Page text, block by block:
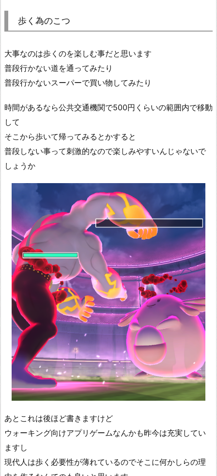
歩く為のこつ
大事なのは歩くのを楽しむ事だと思います
普段行かない道を通ってみたり
普段行かないスーパーで買い物してみたり
時間があるなら公共交通機関で500円くらいの範囲内で移動
して
そこから歩いて帰ってみるとかすると
普段しない事って刺激的なので楽しみやすいんじゃないで
しょうか
あとこれは後ほど書きますけど
ウォーキング向けアプリゲームなんかも昨今は充実してい
ますし
現代人は歩く必要性が薄れているのでそこに何かしらの理